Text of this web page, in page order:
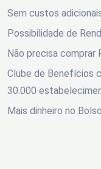
Sem custos
Possibilidade de
Não precisa comprar
Clube de Benefícios
30.000
Mais dinheiro no